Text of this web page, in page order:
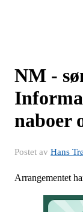
NM -
naboer
Postet av Hans
Arrangementet